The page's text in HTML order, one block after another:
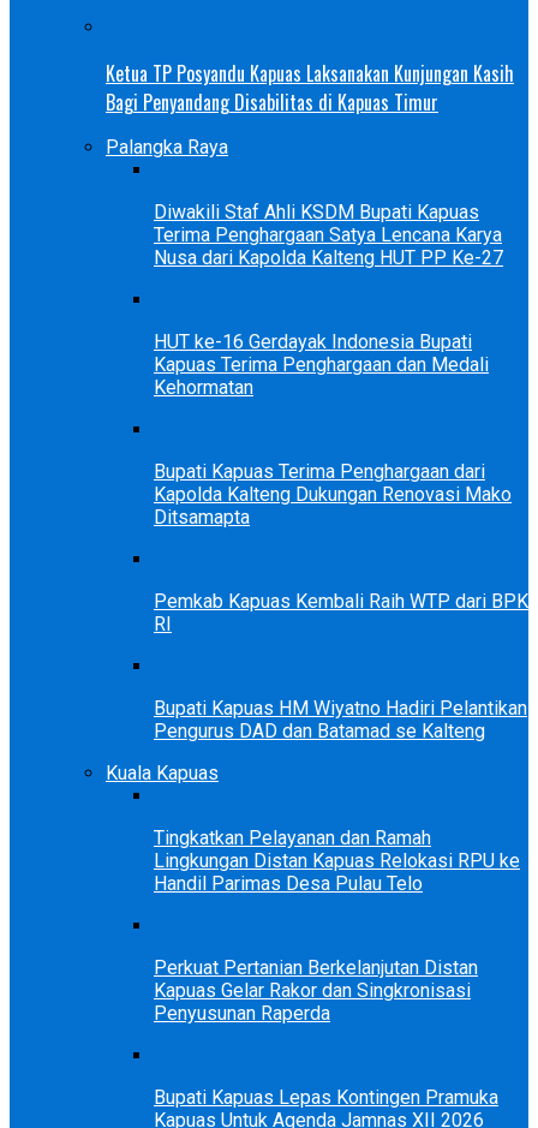
Ketua TP Posyandu Kapuas Laksanakan Kunjungan Kasih
Bagi Penyandang Disabilitas di Kapuas Timur
Palangka Raya
Diwakili Staf Ahli KSDM Bupati Kapuas
Terima Penghargaan Satya Lencana Karya
Nusa dari Kapolda Kalteng HUT PP Ke-27
HUT ke-16 Gerdayak Indonesia Bupati
Kapuas Terima Penghargaan dan Medali
Kehormatan
Bupati Kapuas Terima Penghargaan dari
Kapolda Kalteng Dukungan Renovasi Mako
Ditsamapta
Pemkab Kapuas Kembali Raih WTP dari BPK
RI
Bupati Kapuas HM Wiyatno Hadiri Pelantikan
Pengurus DAD dan Batamad se Kalteng
Kuala Kapuas
Tingkatkan Pelayanan dan Ramah
Lingkungan Distan Kapuas Relokasi RPU ke
Handil Parimas Desa Pulau Telo
Perkuat Pertanian Berkelanjutan Distan
Kapuas Gelar Rakor dan Singkronisasi
Penyusunan Raperda
Bupati Kapuas Lepas Kontingen Pramuka
Kapuas Untuk Agenda Jamnas XII 2026